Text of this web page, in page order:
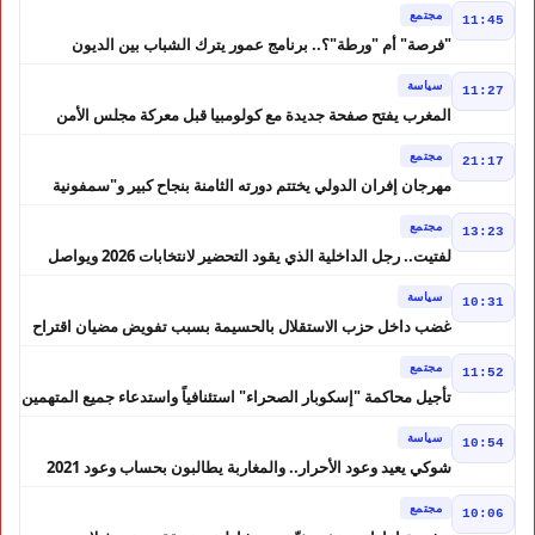
11:45 مجتمع
"فرصة" أم "ورطة"؟.. برنامج عمور يترك الشباب بين الديون
11:27 سياسة
المغرب يفتح صفحة جديدة مع كولومبيا قبل معركة مجلس الأمن
21:17 مجتمع
مهرجان إفران الدولي يختتم دورته الثامنة بنجاح كبير و"سمفونية
13:23 مجتمع
لفتيت.. رجل الداخلية الذي يقود التحضير لانتخابات 2026 ويواصل
10:31 سياسة
غضب داخل حزب الاستقلال بالحسيمة بسبب تفويض مضيان اقتراح
11:52 مجتمع
تأجيل محاكمة "إسكوبار الصحراء" استئنافياً واستدعاء جميع المتهمين
10:54 سياسة
شوكي يعيد وعود الأحرار.. والمغاربة يطالبون بحساب وعود 2021
10:06 مجتمع